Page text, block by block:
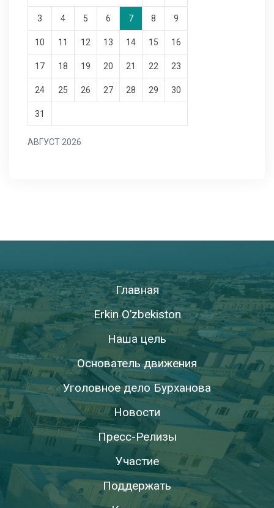
АВГУСТ 2026
3 4 5 6 7 8 9
10 11 12 13 14 15 16
17 18 19 20 21 22 23
24 25 26 27 28 29 30
31
Главная
Erkin O’zbekiston
Наша цель
Основатель движения
Уголовное дело Бурханова
Новости
Пресс-Релизы
Участие
Поддержать